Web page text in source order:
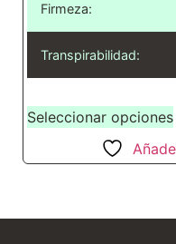
Firmeza:
Transpirabilidad:
Seleccionar opciones